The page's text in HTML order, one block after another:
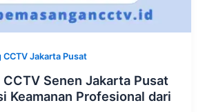
CCTV Jakarta Pusat
CCTV Senen Jakarta Pusat
Keamanan Profesional dari